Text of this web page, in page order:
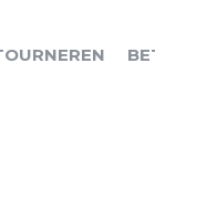
BETALEN